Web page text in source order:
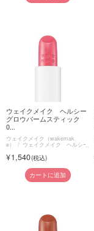
ウェイクメイク ヘルシー
グロウバームスティック
0...
ウェイクメイク（wakemak
e） ウェイクメイク ヘルシー
1,540
カートに追加